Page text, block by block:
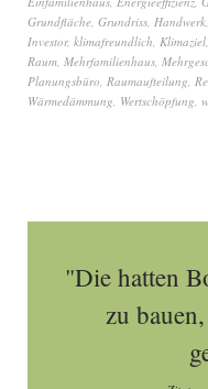
Grundfläche, Grundriss, Handwerk,
Investor, klimafreundlich, Klimaziel,
Raum, Mehrfamilienhaus,
Planungsbüro, Raumaufteilung,
Wärmedämmung, Wertschöpfung,
"Die hatten
zu